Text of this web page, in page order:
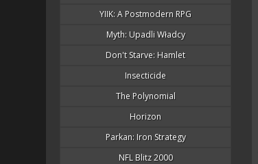
YIIK: A Postmodern RPG
Myth: Upadli Władcy
Don't Starve: Hamlet
Insecticide
The Polynomial
Horizon
Parkan: Iron Strategy
NFL Blitz 2000